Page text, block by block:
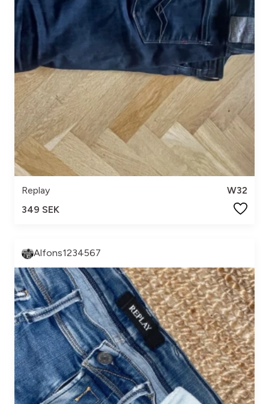
Replay
W32
349 SEK
Alfons1234567